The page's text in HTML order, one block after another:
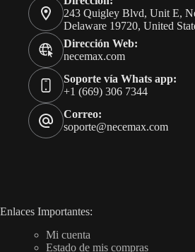
243 Quigley Blvd, Unit E,
Delaware 19720, United
Dirección Web:
necemax.com
Soporte vía Whats app:
+1 (669) 306 7344
Correo:
soporte@necemax.com
Enlaces Importantes:
Mi cuenta
Estado de mis compras